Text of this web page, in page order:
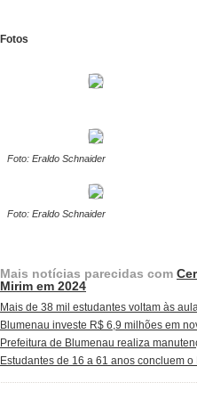
Fotos
Foto: Eraldo Schnaider
Foto: Eraldo Schnaider
Mais notícias parecidas com
Mirim em 2024
Mais de 38 mil estudantes voltam às
Blumenau investe R$ 6,9 milhões em
Prefeitura de Blumenau realiza
Estudantes de 16 a 61 anos concluem